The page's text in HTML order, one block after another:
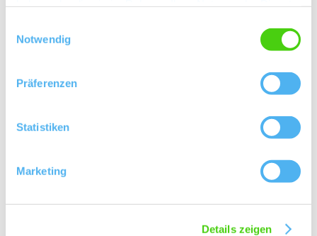
Notwendig
Präferenzen
Statistiken
Marketing
Details zeigen
Gemeinde:
130-200 m